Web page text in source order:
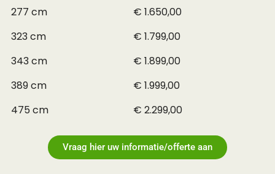
277 cm
€ 1.650,00
323 cm
€ 1.799,00
343 cm
€ 1.899,00
389 cm
€ 1.999,00
475 cm
€ 2.299,00
Vraag hier uw informatie/offerte aan